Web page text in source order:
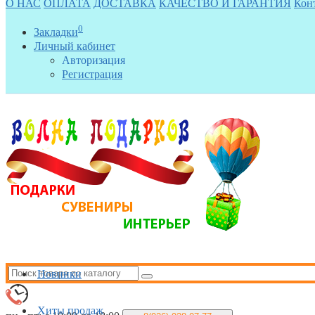
О НАС ОПЛАТА ДОСТАВКА КАЧЕСТВО И ГАРАНТИЯ
Закладки0
Личный кабинет
Авторизация
Регистрация
Новинки
Хиты продаж